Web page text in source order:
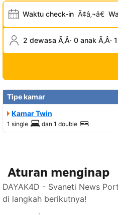
Waktu check-in Ã¢â‚¬â€
2 dewasa Ã‚Â· 0 anak Ã‚Â·
Tipe kamar
Kamar Twin
1 single dan 1 double
Aturan menginap
DAYAK4D - Svaneti News
di langkah berikutnya!
Lihat ketersediaan